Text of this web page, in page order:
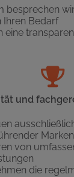
besprechen
Ihren Bedarf
eine
und
Marken
von
die